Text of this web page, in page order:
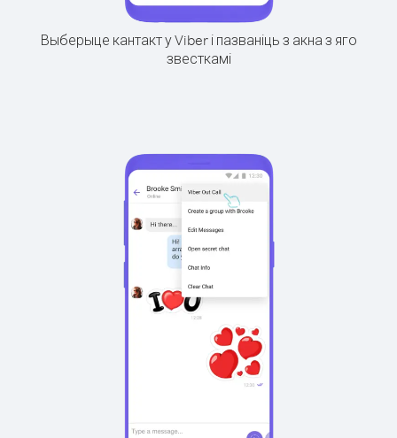
Выберыце кантакт у Viber і пазваніць з акна з яго
звесткамі